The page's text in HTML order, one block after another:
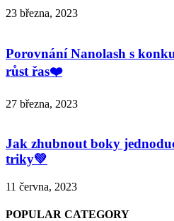
23 března, 2023
Porovnání Nanolash s
růst řas❤️
27 března, 2023
Jak zhubnout boky
triky💚
11 června, 2023
POPULAR CATEGORY